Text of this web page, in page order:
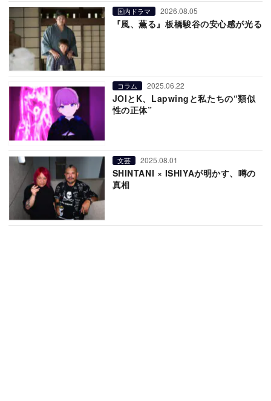
国内ドラマ 2026.08.05
『風、薫る』板橋駿谷の安心感が光る
コラム 2025.06.22
JOIとK、Lapwingと私たちの“類似
性の正体”
文芸 2025.08.01
SHINTANI × ISHIYAが明かす、噂の
真相